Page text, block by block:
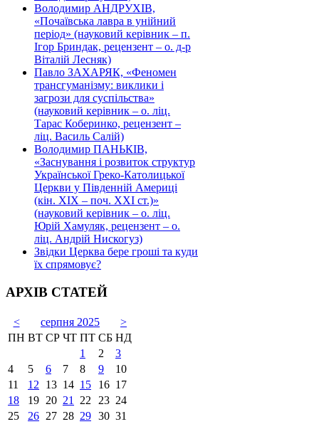
Володимир АНДРУХІВ,
«Почаївська лавра в унійний
період» (науковий керівник – п.
Ігор Бриндак, рецензент – о. д-р
Віталій Лесняк)
Павло ЗАХАРЯК, «Феномен
трансгуманізму: виклики і
загрози для суспільства»
(науковий керівник – о. ліц.
Тарас Коберинко, рецензент –
ліц. Василь Салій)
Володимир ПАНЬКІВ,
«Заснування і розвиток структур
Української Греко-Католицької
Церкви у Південній Америці
(кін. ХІХ – поч. ХХІ ст.)»
(науковий керівник – о. ліц.
Юрій Хамуляк, рецензент – о.
ліц. Андрій Нискогуз)
Звідки Церква бере гроші та куди
їх спрямовує?
АРХІВ СТАТЕЙ
< серпня 2025
>
ПН ВТ СР ЧТ ПТ СБ НД
1
2
3
4
5 6 7 8 9
10
11
12 13 14 15 16 17
18
19 20 21 22 23 24
25
26 27 28 29 30 31